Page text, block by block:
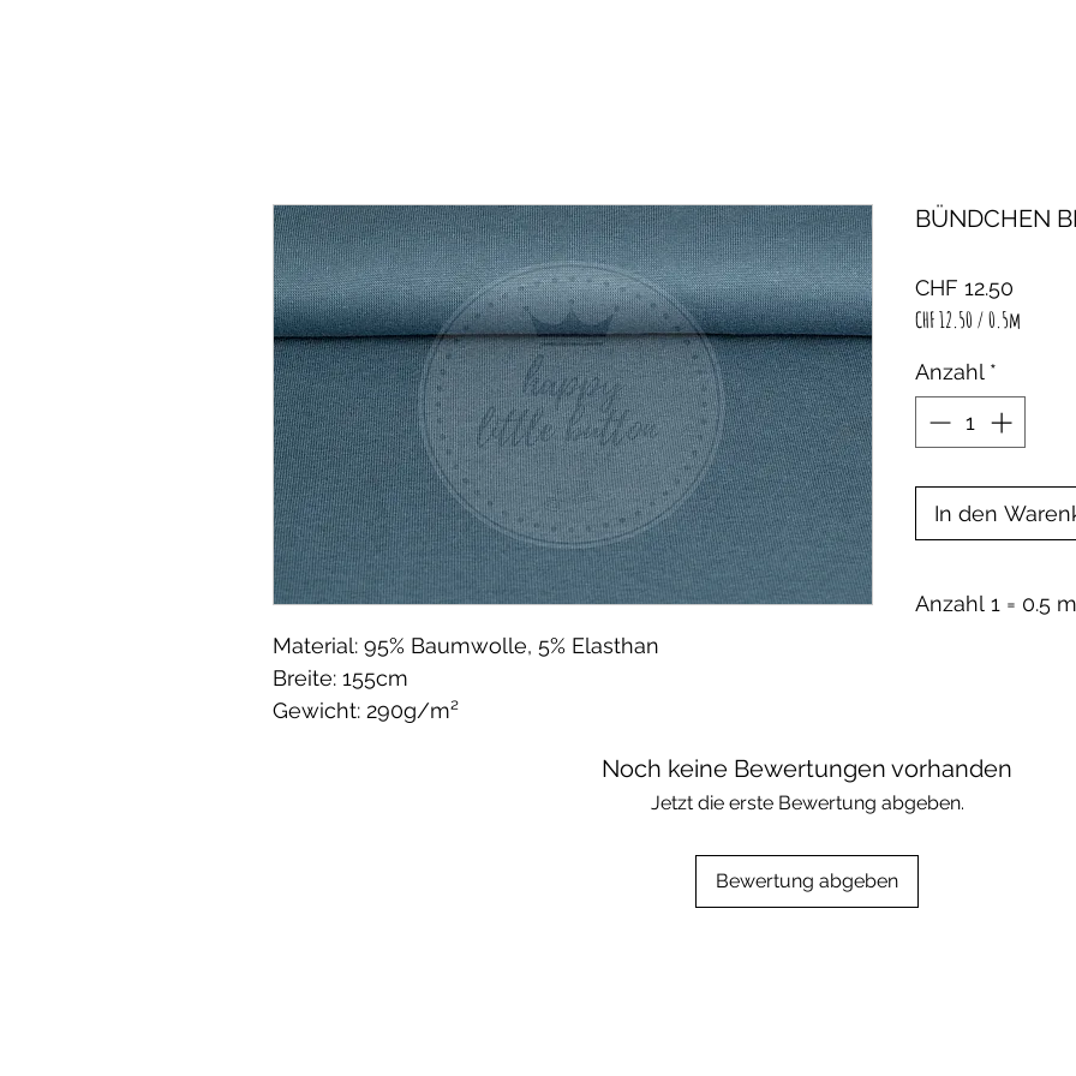
Material: 95% Baumwolle, 5% Elasthan
Breite: 155cm
Gewicht: 290g/m²
BÜNDCHEN
CHF 12.50
CHF 12.50 /0.5m
pro
0.5
Meter
Anzahl *
In den
Noch keine Bewertungen vorhanden
Jetzt die erste Bewertung abgeben.
Bewertung abgeben